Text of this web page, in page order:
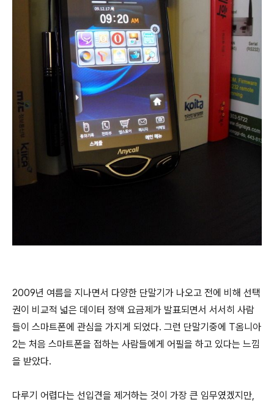
2009년 여름을 지나면서 다양한 단말기가 나오고 전에 비해 선택
권이 비교적 넓은 데이터 정액 요금제가 발표되면서 서서히 사람
들이 스마트폰에 관심을 가지게 되었다. 그런 단말기중에 T옴니아
2는 처음 스마트폰을 접하는 사람들에게 어필을 하고 있다는 느낌
을 받았다.
다루기 어렵다는 선입견을 제거하는 것이 가장 큰 임무였겠지만,